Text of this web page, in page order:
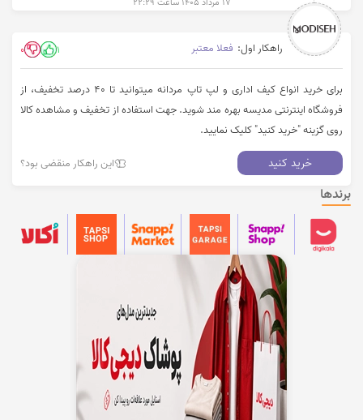
۱۷ مرداد ۱۴۰۵ ساعت ۲۲:۲۹
راهکار اول: فعلا معتبر 1
0
برای خرید انواع کیف اداری و لپ تاپ مردانه میتوانید تا 40 درصد تخفیف، از
فروشگاه اینترنتی مدیسه بهره مند شوید. جهت استفاده از تخفیف و مشاهده کالا
روی گزینه "خرید کنید" کلیک نمایید.
خرید کنید این راهکار منقضی بود؟
برندها